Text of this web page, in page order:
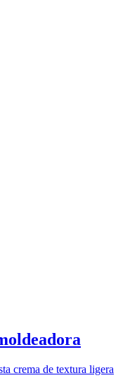
crema de textura ligera